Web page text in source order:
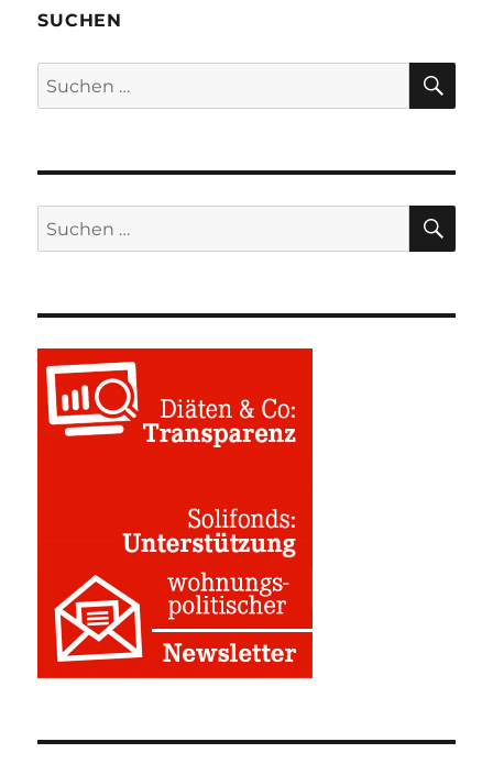
SUCHEN
Suchen
nach:
Suchen
nach: